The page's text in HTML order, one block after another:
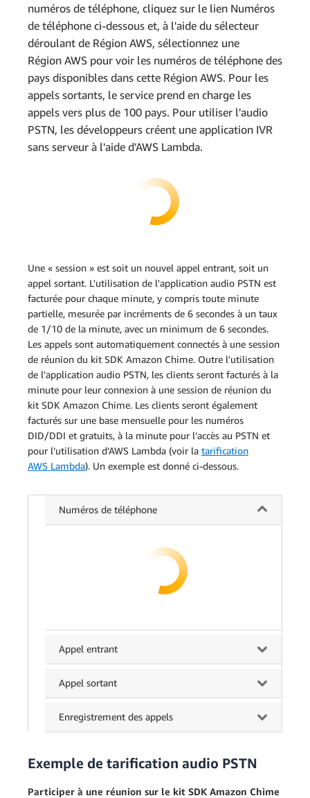
numéros de téléphone, cliquez sur le lien Numéros
de téléphone ci-dessous et, à l'aide du sélecteur
déroulant de Région AWS, sélectionnez une
Région AWS pour voir les numéros de téléphone des
pays disponibles dans cette Région AWS. Pour les
appels sortants, le service prend en charge les
appels vers plus de 100 pays. Pour utiliser l'audio
PSTN, les développeurs créent une application IVR
sans serveur à l'aide d'AWS Lambda.
Une « session » est soit un nouvel appel entrant, soit un
appel sortant. L'utilisation de l'application audio PSTN est
facturée pour chaque minute, y compris toute minute
partielle, mesurée par incréments de 6 secondes à un taux
de 1/10 de la minute, avec un minimum de 6 secondes.
Les appels sont automatiquement connectés à une session
de réunion du kit SDK Amazon Chime. Outre l'utilisation
de l'application audio PSTN, les clients seront facturés à la
minute pour leur connexion à une session de réunion du
kit SDK Amazon Chime. Les clients seront également
facturés sur une base mensuelle pour les numéros
DID/DDI et gratuits, à la minute pour l’accès au PSTN et
pour l’utilisation d’AWS Lambda (voir la tarification
AWS Lambda). Un exemple est donné ci-dessous.
Numéros de téléphone
Appel entrant
Appel sortant
Enregistrement des appels
Exemple de tarification audio PSTN
Participer à une réunion sur le kit SDK Amazon Chime